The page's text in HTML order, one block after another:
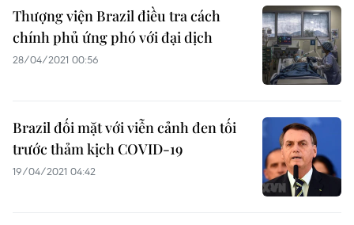
Thượng viện Brazil điều tra cách
chính phủ ứng phó với đại dịch
28/04/2021 00:56
Brazil đối mặt với viễn cảnh đen tối
trước thảm kịch COVID-19
19/04/2021 04:42